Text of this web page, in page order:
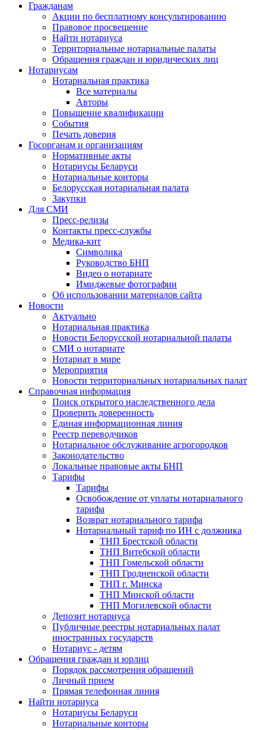
Гражданам
Акции по бесплатному консультированию
Правовое просвещение
Найти нотариуса
Территориальные нотариальные палаты
Обращения граждан и юридических лиц
Нотариусам
Нотариальная практика
Все материалы
Авторы
Повышение квалификации
События
Печать доверия
Госорганам и организациям
Нормативные акты
Нотариусы Беларуси
Нотариальные конторы
Белорусская нотариальная палата
Закупки
Для СМИ
Пресс-релизы
Контакты пресс-службы
Медика-кит
Символика
Руководство БНП
Видео о нотариате
Имиджевые фотографии
Об использовании материалов сайта
Новости
Актуально
Нотариальная практика
Новости Белорусской нотариальной палаты
СМИ о нотариате
Нотариат в мире
Мероприятия
Новости территориальных нотариальных палат
Справочная информация
Поиск открытого наследственного дела
Проверить доверенность
Единая информационная линия
Реестр переводчиков
Нотариальное обслуживание агрогородков
Законодательство
Локальные правовые акты БНП
Тарифы
Тарифы
Освобождение от уплаты нотариального
тарифа
Возврат нотариального тарифа
Нотариальный тариф по ИН с должника
ТНП Брестской области
ТНП Витебской области
ТНП Гомельской области
ТНП Гродненской области
ТНП г. Минска
ТНП Минской области
ТНП Могилевской области
Депозит нотариуса
Публичные реестры нотариальных палат
иностранных государств
Нотариус - детям
Обращения граждан и юрлиц
Порядок рассмотрения обращений
Личный прием
Прямая телефонная линия
Найти нотариуса
Нотариусы Беларуси
Нотариальные конторы